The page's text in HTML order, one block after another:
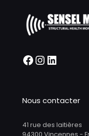
Nous contacter
41 rue des laitières
94300 Vincennes -